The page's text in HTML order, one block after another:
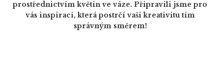
prostřednictvím květin ve váze. Připravili jsme pro
vás inspiraci, která postrčí vaši kreativitu tím
správným směrem!